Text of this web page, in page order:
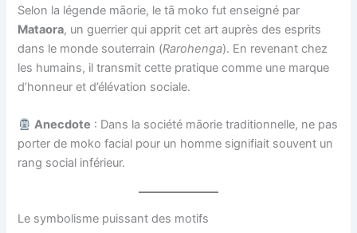
Selon la légende māorie, le tā moko fut enseigné par
Mataora, un guerrier qui apprit cet art auprès des esprits
dans le monde souterrain (Rarohenga). En revenant chez
les humains, il transmit cette pratique comme une marque
d’honneur et d’élévation sociale.
Anecdote : Dans la société māorie traditionnelle, ne pas
porter de moko facial pour un homme signifiait souvent un
rang social inférieur.
Le symbolisme puissant des motifs